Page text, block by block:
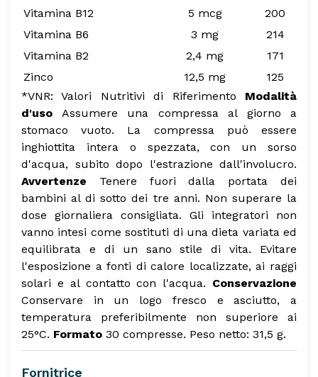
Vitamina B12 5 mcg
200
Vitamina B6
3 mg
214
Vitamina B2
2,4 mg
171
Zinco
12,5 mg
125
*VNR: Valori Nutritivi di Riferimento
Modalità
d'uso Assumere una compressa al giorno a
stomaco vuoto. La compressa può essere
inghiottita intera o spezzata, con un sorso
d'acqua, subito dopo l'estrazione dall'involucro.
Avvertenze Tenere fuori dalla portata dei
bambini al di sotto dei tre anni. Non superare la
dose giornaliera consigliata. Gli integratori non
vanno intesi come sostituti di una dieta variata ed
equilibrata e di un sano stile di vita. Evitare
l'esposizione a fonti di calore localizzate, ai raggi
solari e al contatto con l'acqua. Conservazione
Conservare in un logo fresco e asciutto, a
temperatura preferibilmente non superiore ai
25°C. Formato 30 compresse. Peso netto: 31,5 g.
Fornitrice